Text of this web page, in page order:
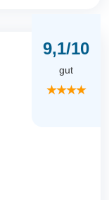
9,1/10
gut
★★★★